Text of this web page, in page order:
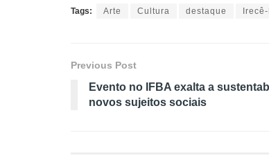
Tags: Arte Cultura destaque
Previous Post
Evento no IFBA exalta a
novos sujeitos sociais